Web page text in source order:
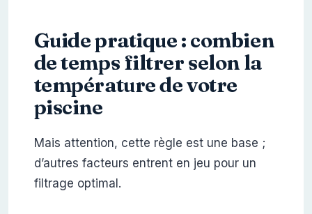
Guide pratique : combien
de temps filtrer selon la
température de votre
piscine
Mais attention, cette règle est une base ;
d’autres facteurs entrent en jeu pour un
filtrage optimal.